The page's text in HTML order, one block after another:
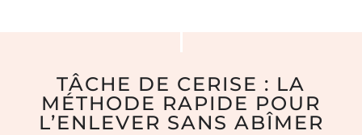
TÂCHE DE CERISE : LA
MÉTHODE RAPIDE POUR
L’ENLEVER SANS ABÎMER